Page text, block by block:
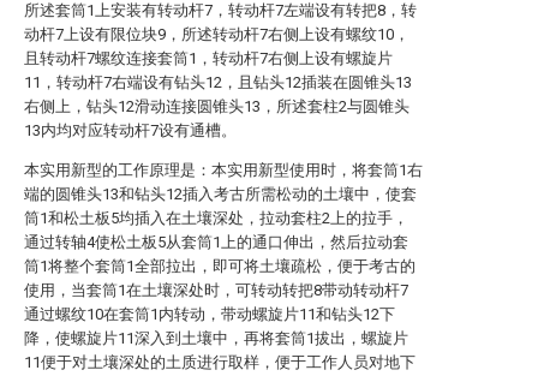
所述套筒1上安装有转动杆7，转动杆7左端设有转把8，转
动杆7上设有限位块9，所述转动杆7右侧上设有螺纹10，
且转动杆7螺纹连接套筒1，转动杆7右侧上设有螺旋片
11，转动杆7右端设有钻头12，且钻头12插装在圆锥头13
右侧上，钻头12滑动连接圆锥头13，所述套柱2与圆锥头
13内均对应转动杆7设有通槽。
本实用新型的工作原理是：本实用新型使用时，将套筒1右
端的圆锥头13和钻头12插入考古所需松动的土壤中，使套
筒1和松土板5均插入在土壤深处，拉动套柱2上的拉手，
通过转轴4使松土板5从套筒1上的通口伸出，然后拉动套
筒1将整个套筒1全部拉出，即可将土壤疏松，便于考古的
使用，当套筒1在土壤深处时，可转动转把8带动转动杆7
通过螺纹10在套筒1内转动，带动螺旋片11和钻头12下
降，使螺旋片11深入到土壤中，再将套筒1拔出，螺旋片
11便于对土壤深处的土质进行取样，便于工作人员对地下